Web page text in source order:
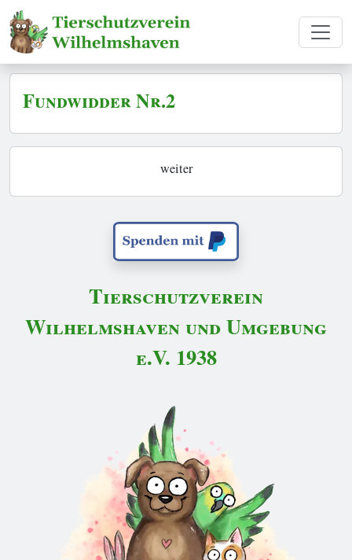
Fundwidder Nr.2
weiter
Tierschutzverein
Wilhelmshaven und Umgebung
e.V. 1938